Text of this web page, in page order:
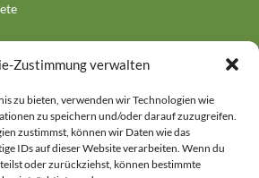
Zustimmung verwalten
zu bieten, verwenden wir Technologien wie
zu speichern und/oder darauf zuzugreifen.
zustimmst, können wir Daten wie das
IDs auf dieser Website verarbeiten. Wenn du
oder zurückziehst, können bestimmte